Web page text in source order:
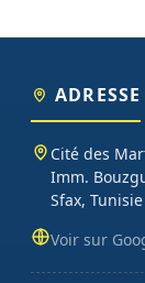
ADRESSE
Cité des
Imm.
Sfax, Tunisie
Voir sur